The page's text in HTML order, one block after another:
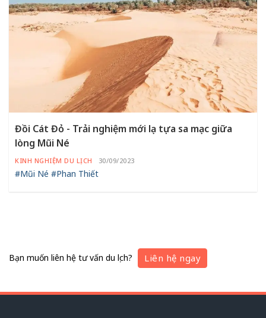
Đồi Cát Đỏ - Trải nghiệm mới lạ tựa sa mạc giữa
lòng Mũi Né
KINH NGHIỆM DU LỊCH 30/09/2023
#Mũi Né #Phan Thiết
Bạn muốn liên hệ tư vấn du lịch? Liên hệ ngay